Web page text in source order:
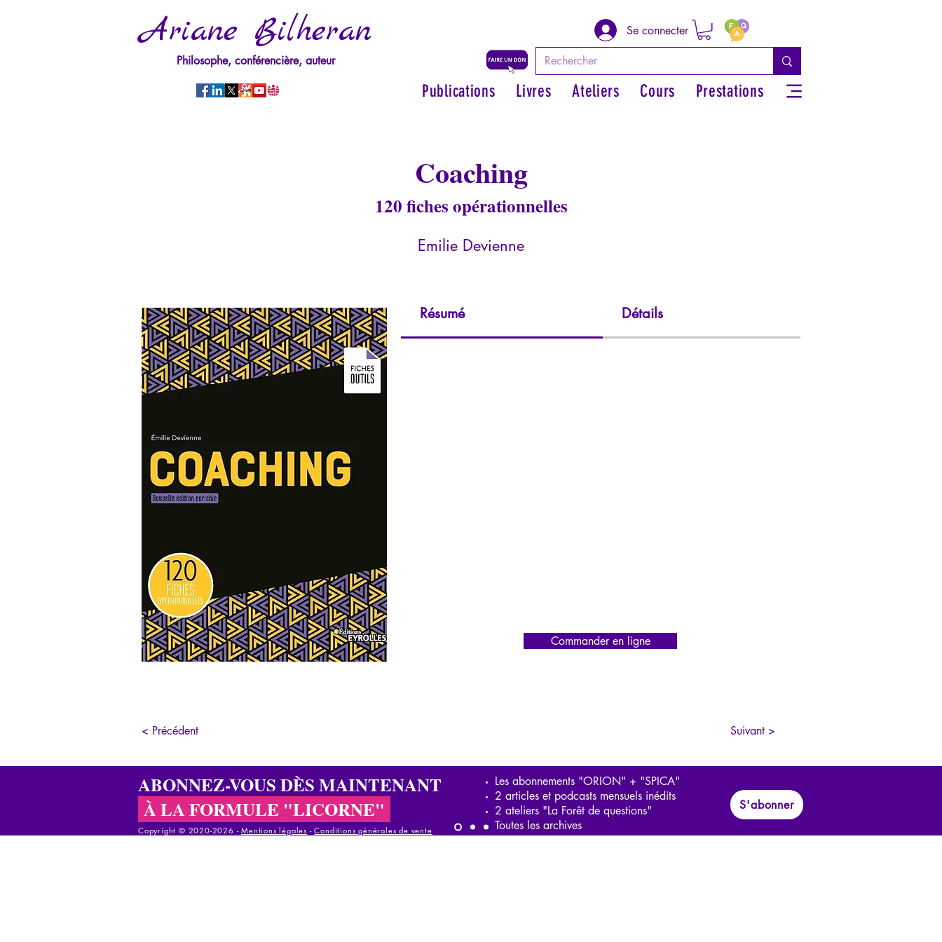
Ariane Bilheran
Philosophe, conférencière, auteur
Se connecter
Publications Livres Ateliers Cours Prestations
Coaching
120 fiches opérationnelles
Emilie Devienne
Résumé Détails
Commander en ligne
< Précédent Suivant >
ABONNEZ-VOUS DÈS MAINTENANT
À LA FORMULE "LICORNE"
Copyright © 2020-2026 - ​Mentions légales -Conditions générales de vente
Les abonnements "ORION" + "SPICA"
2 articles et podcasts mensuels inédits
2 ateliers "La Forêt de questions"
Toutes les archives
S'abonner